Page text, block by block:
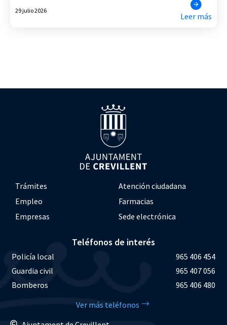
29 julio 2026
Leer más
Trámites
Atención ciudadana
Empleo
Farmacias
Empresas
Sede electrónica
Teléfonos de interés
Policía local
965 406 454
Guardia civil
965 407 056
Bomberos
965 406 480
Ver más teléfonos